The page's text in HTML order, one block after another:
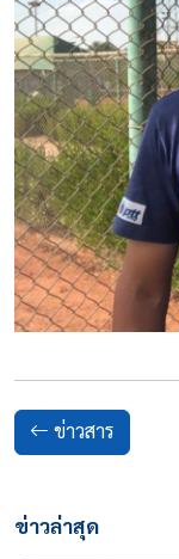
ข่าวสาร
ข่าวล่าสุด